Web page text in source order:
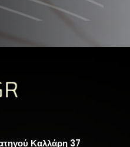
Καλλάρη 37